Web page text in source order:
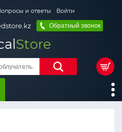
и ответы Войти
Обратный звонок
Store